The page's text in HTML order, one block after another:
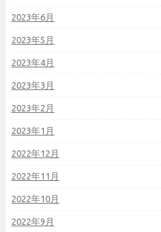
2023年6月
2023年5月
2023年4月
2023年3月
2023年2月
2023年1月
2022年12月
2022年11月
2022年10月
2022年9月